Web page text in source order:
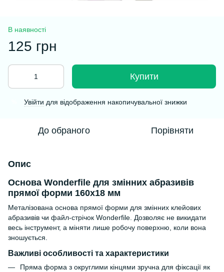
В наявності
125 грн
Купити
Увійти для відображення накопичувальної знижки
До обраного Порівняти
Опис
Основа Wonderfile для змінних абразивів
прямої форми 160х18 мм
Металізована основа прямої форми для змінних клейових
абразивів чи файл-стрічок Wonderfile. Дозволяє не викидати
весь інструмент, а міняти лише робочу поверхню, коли вона
зношується.
Важливі особливості та характеристики
Пряма форма з округлими кінцями зручна для фіксації як